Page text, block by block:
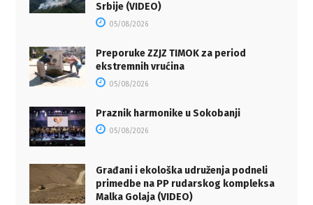
Srbije (VIDEO)
05/08/2026
Preporuke ZZJZ TIMOK za period
ekstremnih vrućina
05/08/2026
Praznik harmonike u Sokobanji
05/08/2026
Građani i ekološka udruženja podneli
primedbe na PP rudarskog kompleksa
Malka Golaja (VIDEO)